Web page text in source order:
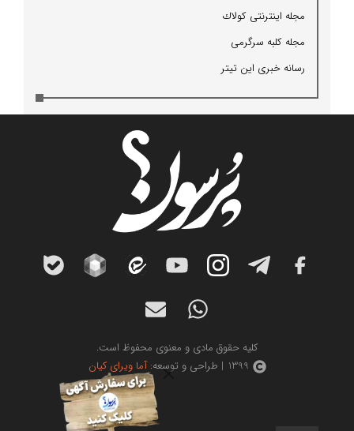
مجله اینترنتی كولاك
مجله كلبه سرگرمی
رسانه خبری این تیتر
کلیه حقوق مادی و معنوی محفوظ است.
1399 | طراحی و توسعه:
آما ویرای کیان